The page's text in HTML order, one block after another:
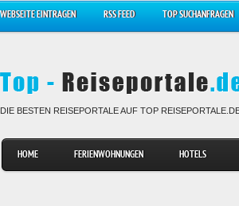
WEBSEITE EINTRAGEN RSS FEED TOP SUCHANFRAGEN
DIE BESTEN REISEPORTALE AUF TOP
HOME FERIENWOHNUNGEN HOTELS